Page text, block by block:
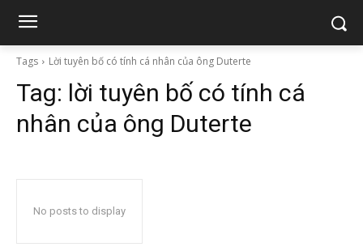
Tags Lời tuyên bố có tính cá nhân của ông Duterte
Tag: lời tuyên bố có tính cá
nhân của ông Duterte
No posts to display